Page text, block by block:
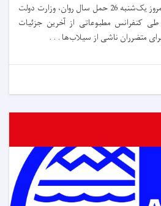
کابل – افغانستان، قرار است امروز یک‌شنبه 26 حمل سال روان، وزارت دولت
کنفرانس مطبوعاتی از آخرین جزئیات
متضرران ناشی از سیلاب‌ها . . .